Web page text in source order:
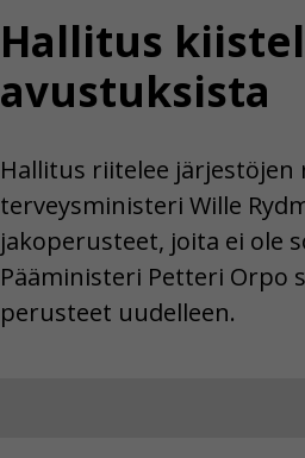
Hallitus
avustuksista
Hallitus riitelee järjestöjen
terveysministeri Wille
jakoperusteet, joita ei ole
Pääministeri Petteri Orpo
perusteet uudelleen.